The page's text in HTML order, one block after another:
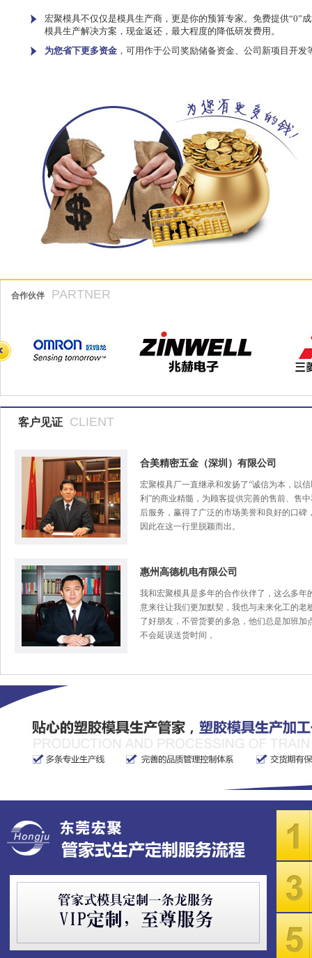
宏聚模具不仅仅是模具生产商，更是你的预算专家。免费提供“0”
模具生产解决方案，现金返还，最大程度的降低研发费用。
为您省下更多资金 ，可用作于公司奖励储备资金、公司新项目开发
合作伙伴 PARTNER
客户见证 CLIENT
合美精密五金（深圳）有限公司
宏聚模具厂一直继承和发扬了“诚信为本，以信
利”的商业精髓，为顾客提供完善的售前、售
后服务，赢得了广泛的市场美誉和良好的口碑
因此在这一行里脱颖而出。
惠州高德机电有限公司
我和宏聚模具是多年的合作伙伴了，这么多年
意来往让我们更加默契，我也与未来化工的老
了好朋友，不管货要的多急，他们总是加班加
不会延误送货时间，